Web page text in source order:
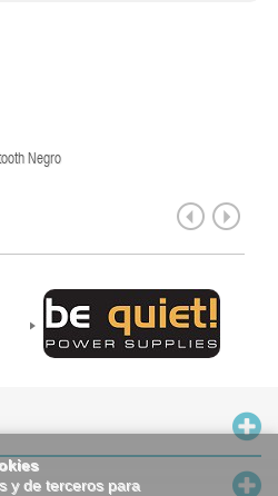
y de terceros para
Negro